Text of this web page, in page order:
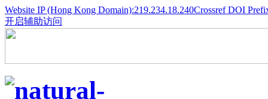
Website IP (Hong Kong Domain):219.234.18.240Crossref DOI
开启辅助访问